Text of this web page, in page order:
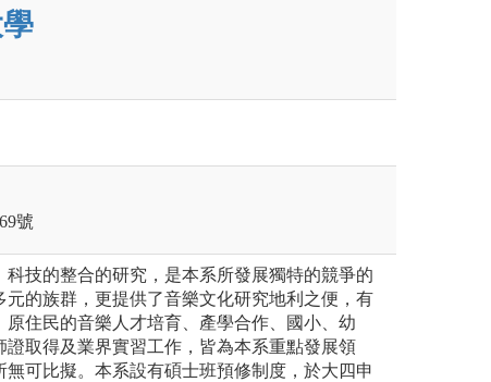
號
科技的整合的研究，是本系所發展獨特的競爭的
元的族群，更提供了音樂文化研究地利之便，有
原住民的音樂人才培育、產學合作、國小、幼
證取得及業界實習工作，皆為本系重點發展領
無可比擬。本系設有碩士班預修制度，於大四申